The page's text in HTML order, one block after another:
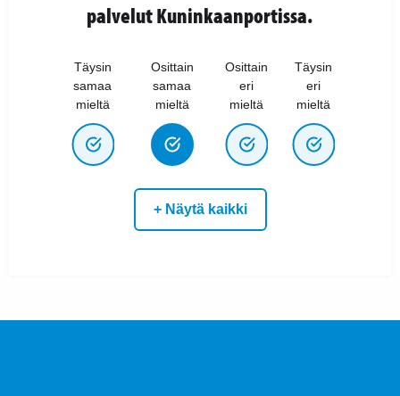
palvelut Kuninkaanportissa.
Täysin
samaa
mieltä
Osittain
samaa
mieltä
Osittain
eri
mieltä
Täysin
eri
mieltä
+ Näytä kaikki